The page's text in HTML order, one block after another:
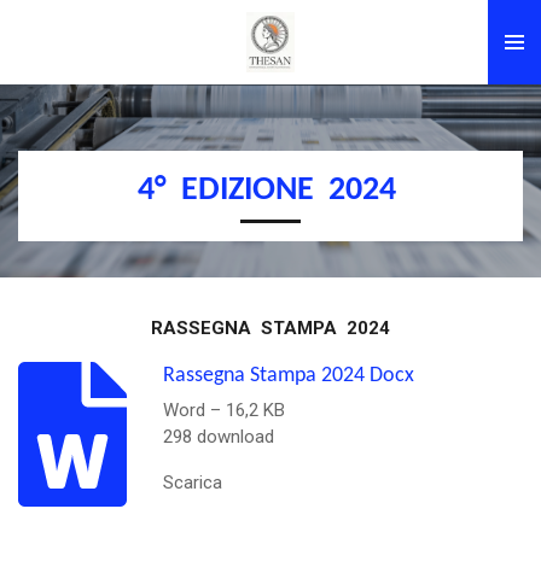
contenuto
principale
4° EDIZIONE 2024
RASSEGNA STAMPA 2024
Rassegna Stampa 2024 Docx
Word – 16,2 KB
298 download
Scarica